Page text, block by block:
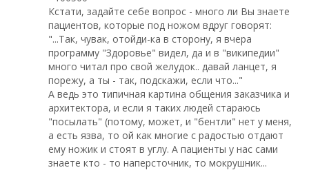
Кстати, задайте себе вопрос - много ли Вы знаете
пациентов, которые под ножом вдруг говорят:
"...Так, чувак, отойди-ка в сторону, я вчера
программу "Здоровье" видел, да и в "википедии"
много читал про свой желудок.. давай ланцет, я
порежу, а ты - так, подскажи, если что..."
А ведь это типичная картина общения заказчика и
архитектора, и если я таких людей стараюсь
"посылать" (потому, может, и "бентли" нет у меня,
а есть язва, то ой как многие с радостью отдают
ему ножик и стоят в углу. А пациенты у нас сами
знаете кто - то наперсточник, то мокрушник...